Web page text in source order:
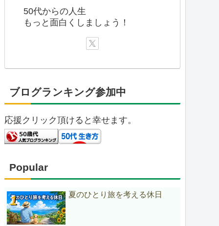
50代からの人生
もっと面白くしましょう！
ブログランキング参加中
応援クリック頂けると幸せます。
Popular
夏のひとり旅を考える休日